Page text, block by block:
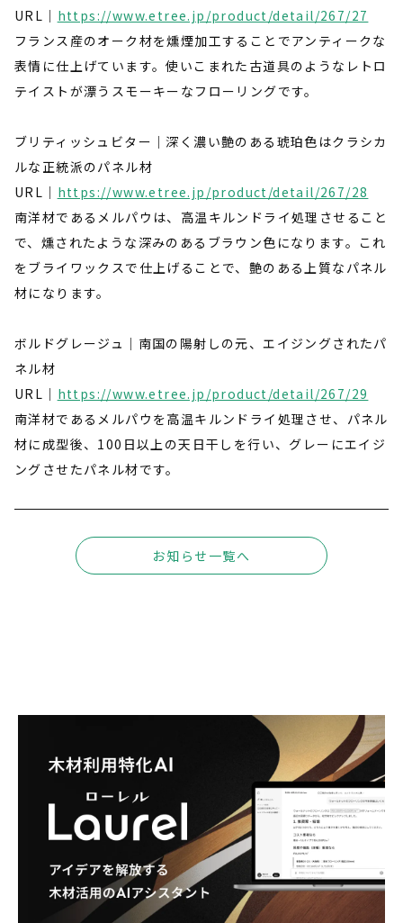
URL｜ https://www.etree.jp/product/detail/267/27
フランス産のオーク材を燻煙加工することでアンティークな
表情に仕上げています。使いこまれた古道具のようなレトロ
テイストが漂うスモーキーなフローリングです。
ブリティッシュビター｜深く濃い艶のある琥珀色はクラシカ
ルな正統派のパネル材
URL｜ https://www.etree.jp/product/detail/267/28
南洋材であるメルパウは、高温キルンドライ処理させること
で、燻されたような深みのあるブラウン色になります。これ
をブライワックスで仕上げることで、艶のある上質なパネル
材になります。
ボルドグレージュ｜南国の陽射しの元、エイジングされたパ
ネル材
URL｜ https://www.etree.jp/product/detail/267/29
南洋材であるメルパウを高温キルンドライ処理させ、パネル
材に成型後、100日以上の天日干しを行い、グレーにエイジ
ングさせたパネル材です。
お知らせ一覧へ